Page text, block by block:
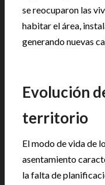
se reocuparon las
habitar el área,
generando nuevas
Evolución
territorio
El modo de vida de
asentamiento
la falta de